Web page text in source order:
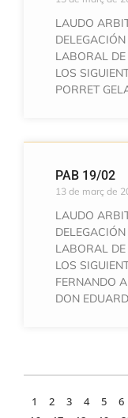
LAUDO
LABORAL DE
LOS
PORRET
PAB 19/02
13 de març de
LAUDO
LABORAL DE
LOS
FERNANDO
DON
1 2 3 4 5 6